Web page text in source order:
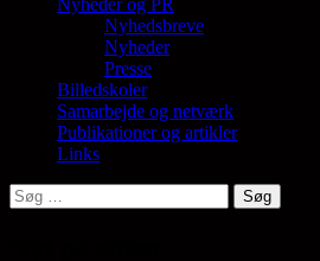
Nyheder og PR
Nyhedsbreve
Nyheder
Presse
Billedskoler
Samarbejde og netværk
Publikationer og artikler
Links
Søg
efter: